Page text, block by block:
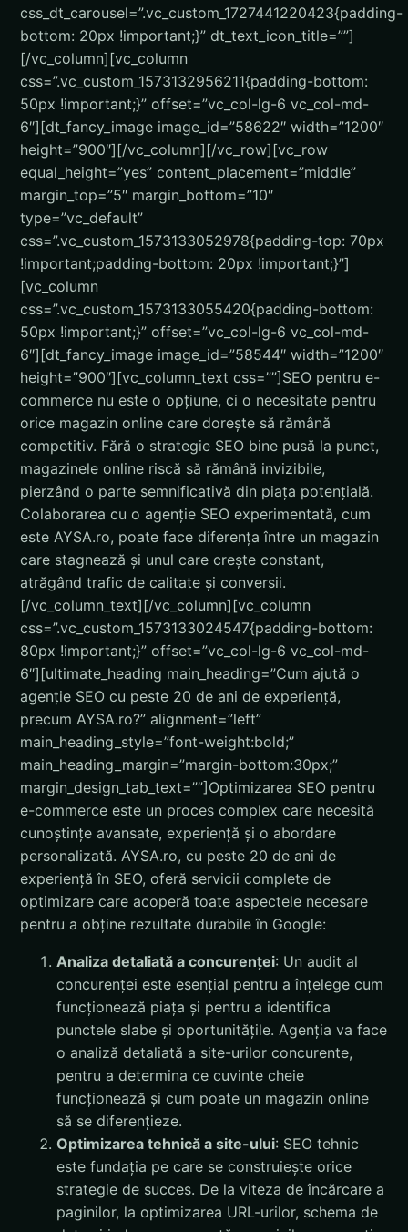
css_dt_carousel=”.vc_custom_1727441220423{padding-
bottom: 20px !important;}” dt_text_icon_title=””]
[/vc_column][vc_column
css=”.vc_custom_1573132956211{padding-bottom:
50px !important;}” offset=”vc_col-lg-6 vc_col-md-
6″][dt_fancy_image image_id=”58622″ width=”1200″
height=”900″][/vc_column][/vc_row][vc_row
equal_height=”yes” content_placement=”middle”
margin_top=”5″ margin_bottom=”10″
type=”vc_default”
css=”.vc_custom_1573133052978{padding-top: 70px
!important;padding-bottom: 20px !important;}”]
[vc_column
css=”.vc_custom_1573133055420{padding-bottom:
50px !important;}” offset=”vc_col-lg-6 vc_col-md-
6″][dt_fancy_image image_id=”58544″ width=”1200″
height=”900″][vc_column_text css=””] SEO pentru e-
commerce nu este o opțiune, ci o necesitate pentru
orice magazin online care dorește să rămână
competitiv. Fără o strategie SEO bine pusă la punct,
magazinele online riscă să rămână invizibile,
pierzând o parte semnificativă din piața potențială.
Colaborarea cu o agenție SEO experimentată, cum
este AYSA.ro, poate face diferența între un magazin
care stagnează și unul care crește constant,
atrăgând trafic de calitate și conversii.
[/vc_column_text][/vc_column][vc_column
css=”.vc_custom_1573133024547{padding-bottom:
80px !important;}” offset=”vc_col-lg-6 vc_col-md-
6″][ultimate_heading main_heading=”Cum ajută o
agenție SEO cu peste 20 de ani de experiență,
precum AYSA.ro?” alignment=”left”
main_heading_style=”font-weight:bold;”
main_heading_margin=”margin-bottom:30px;”
margin_design_tab_text=””] Optimizarea SEO pentru
e-commerce este un proces complex care necesită
cunoștințe avansate, experiență și o abordare
personalizată. AYSA.ro, cu peste 20 de ani de
experiență în SEO, oferă servicii complete de
optimizare care acoperă toate aspectele necesare
pentru a obține rezultate durabile în Google:
Analiza detaliată a concurenței: Un audit al
concurenței este esențial pentru a înțelege cum
funcționează piața și pentru a identifica
punctele slabe și oportunitățile. Agenția va face
o analiză detaliată a site-urilor concurente,
pentru a determina ce cuvinte cheie
funcționează și cum poate un magazin online
să se diferențieze.
Optimizarea tehnică a site-ului: SEO tehnic
este fundația pe care se construiește orice
strategie de succes. De la viteza de încărcare a
paginilor, la optimizarea URL-urilor, schema de